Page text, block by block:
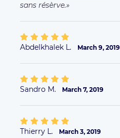
sans résèrve.
Abdelkhalek L. March 9, 2019
Sandro M. March 7, 2019
Thierry L. March 3, 2019